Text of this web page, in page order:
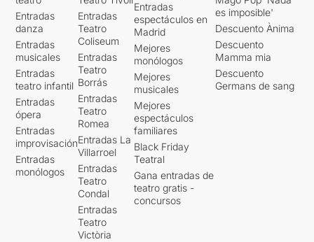
Entradas
danza
Entradas
musicales
Entradas
teatro infantil
Entradas
ópera
Entradas
improvisación
Entradas
monólogos
Entradas
Teatro
Coliseum
Entradas
Teatro
Borrás
Entradas
Teatro
Romea
Entradas La
Villarroel
Entradas
Teatro
Condal
Entradas
Teatro
Victòria
Entradas
espectáculos en
Madrid
Mejores
monólogos
Mejores
musicales
Mejores
espectáculos
familiares
Black Friday
Teatral
Gana entradas de
teatro gratis -
concursos
es imposible'
Descuento Ànima
Descuento
Mamma mia
Descuento
Germans de sang